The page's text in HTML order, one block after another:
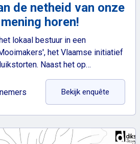
de netheid van onze
horen!
lokaal bestuur in een
het Vlaamse initiatief
Naast het op…
Bekijk enquête